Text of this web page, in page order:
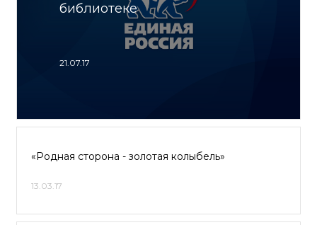
библиотеке
21.07.17
«Родная сторона - золотая колыбель»
13.03.17